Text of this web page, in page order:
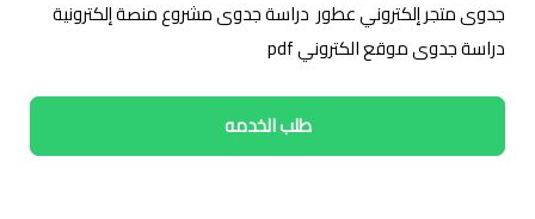
جدوى متجر إلكتروني عطور, دراسة جدوى مشروع منصة إلكترونية
دراسة جدوى موقع الكتروني pdf
طلب الخدمه